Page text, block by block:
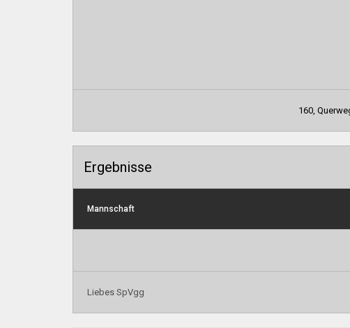
160,
Ergebnisse
Mannschaft
Liebes SpVgg